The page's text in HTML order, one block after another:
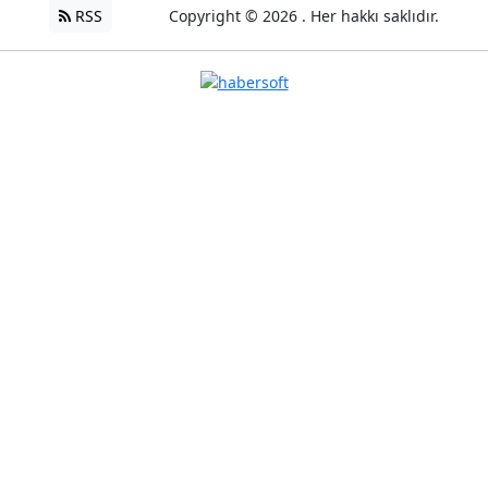
RSS Copyright © 2026 . Her hakkı saklıdır.